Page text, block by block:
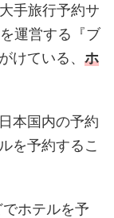
手旅行予約サ
運営する『ブ
けている、 ホ
本国内の予約
を予約するこ
ホテルを予